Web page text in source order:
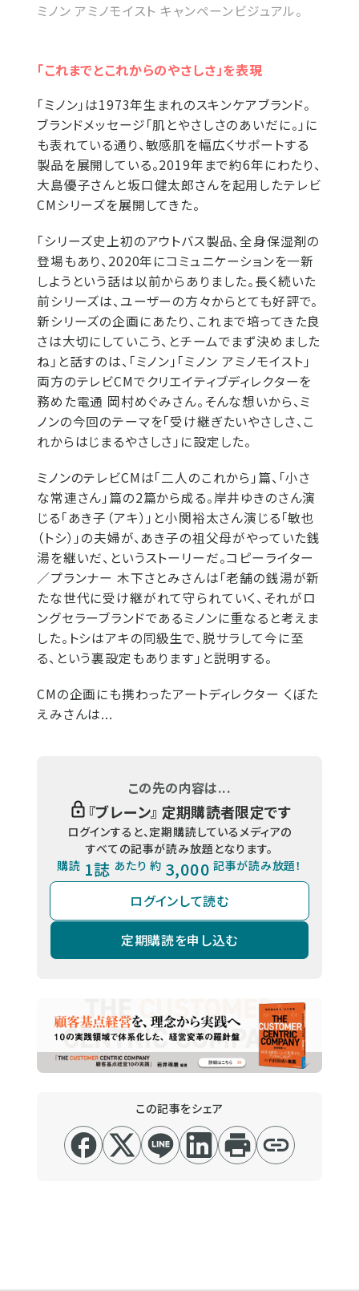
ミノン アミノモイスト キャンペーンビジュアル。
「これまでとこれからのやさしさ」を表現
「ミノン」は1973年生まれのスキンケアブランド。
ブランドメッセージ「肌とやさしさのあいだに。」に
も表れている通り、敏感肌を幅広くサポートする
製品を展開している。2019年まで約6年にわたり、
大島優子さんと坂口健太郎さんを起用したテレビ
CMシリーズを展開してきた。
「シリーズ史上初のアウトバス製品、全身保湿剤の
登場もあり、2020年にコミュニケーションを一新
しようという話は以前からありました。長く続いた
前シリーズは、ユーザーの方々からとても好評で。
新シリーズの企画にあたり、これまで培ってきた良
さは大切にしていこう、とチームでまず決めました
ね」と話すのは、「ミノン」「ミノン アミノモイスト」
両方のテレビCMでクリエイティブディレクターを
務めた電通 岡村めぐみさん。そんな想いから、ミ
ノンの今回のテーマを「受け継ぎたいやさしさ、こ
れからはじまるやさしさ」に設定した。
ミノンのテレビCMは「二人のこれから」篇、「小さ
な常連さん」篇の2篇から成る。岸井ゆきのさん演
じる「あき子（アキ）」と小関裕太さん演じる「敏也
（トシ）」の夫婦が、あき子の祖父母がやっていた銭
湯を継いだ、というストーリーだ。コピーライター
／プランナー 木下さとみさんは「老舗の銭湯が新
たな世代に受け継がれて守られていく、それがロ
ングセラーブランドであるミノンに重なると考えま
した。トシはアキの同級生で、脱サラして今に至
る、という裏設定もあります」と説明する。
CMの企画にも携わったアートディレクター くぼた
えみさんは...
この先の内容は...
『ブレーン』 定期購読者限定です
ログインすると、定期購読しているメディアの
すべての記事が読み放題となります。
購読 1誌 あたり 約 3,000 記事が読み放題！
ログインして読む
定期購読を申し込む
この記事をシェア